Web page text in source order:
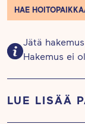
HAE
Jätä
Hakemus ei
LUE LISÄÄ